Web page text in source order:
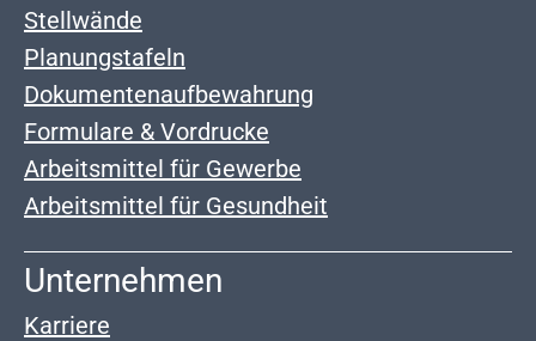
Stellwände
Planungstafeln
Dokumentenaufbewahrung
Formulare & Vordrucke
Arbeitsmittel für Gewerbe
Arbeitsmittel für Gesundheit
Unternehmen
Karriere